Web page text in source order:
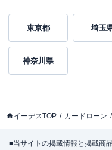
東京都 埼玉
神奈川県
イーデスTOP カードローン
■当サイトの掲載情報と掲載商